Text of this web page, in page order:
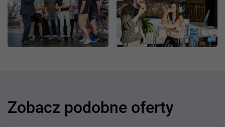
Zobacz podobne oferty